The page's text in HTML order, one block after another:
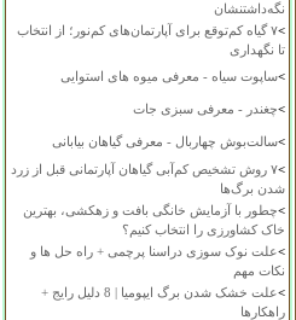
نگه‌داشتنشان
>
۷ گیاه کم‌توقع برای آپارتمان‌های کم‌نور؛ از انتخاب
تا نگهداری
>ساپوت سیاه - معرفی میوه های استوایی
>چغندر - معرفی سبزی جات
>سالت‌بوش چهاربال - معرفی گیاهان بیابانی
>
۷ روش تشخیص کم‌آبی گیاهان آپارتمانی قبل از زرد
شدن برگ‌ها
>چطور با آزمایش خانگی بافت و زهکشی، بهترین
خاک کشاورزی را انتخاب کنیم؟
>علت نوک سوزی دراسنا پرچمی + راه حل ها و
نکات مهم
>
علت خشک شدن برگ ایپومیا | 8 دلیل رایج +
راهکارها